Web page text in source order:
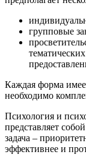
групповые
Каждая форма
необходимо
Психология и
представляет
задача –
эффективнее и